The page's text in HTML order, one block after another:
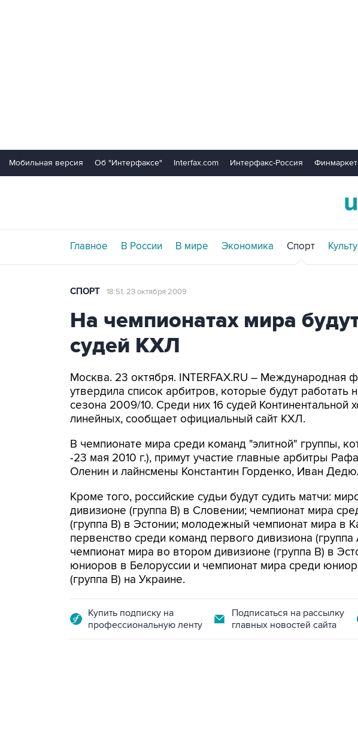
Мобильная версия Об "Интерфаксе" Interfax.com Интерфакс-Россия Финмаркет
Главное В России В мире Экономика Спорт
СПОРТ 18:51, 23 октября 2009
На чемпионатах мира
судей КХЛ
Москва. 23 октября. INTERFAX.RU – Международная
утвердила список арбитров, которые будут работать
сезона 2009/10. Среди них 16 судей Континентальной
линейных, сообщает официальный сайт КХЛ.
В чемпионате мира среди команд "элитной" группы,
-23 мая 2010 г.), примут участие главные арбитры
Оленин и лайнсмены Константин Горденко, Иван
Кроме того, российские судьи будут судить матчи:
дивизионе (группа В) в Словении; чемпионат мира
(группа В) в Эстонии; молодежный чемпионат мира в
первенство среди команд первого дивизиона
чемпионат мира во втором дивизионе (группа В) в
юниоров в Белоруссии и чемпионат мира среди
(группа В) на Украине.
Купить подписку на
профессиональную ленту
Подписаться на рассылку
главных новостей сайта